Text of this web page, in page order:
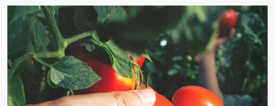
Sponsors
Fair Work
TBD
Events
Upcoming
Past